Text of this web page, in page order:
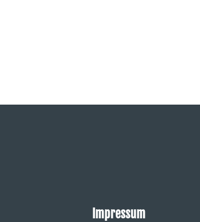
Impressum